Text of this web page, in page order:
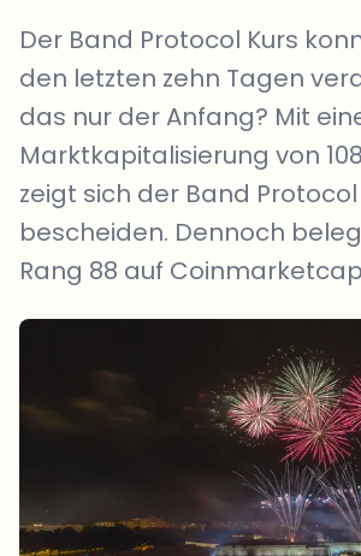
Der Band Protocol Kurs
den letzten zehn Tagen
das nur der Anfang? Mit
Marktkapitalisierung von
zeigt sich der Band
bescheiden. Dennoch
Rang 88 auf